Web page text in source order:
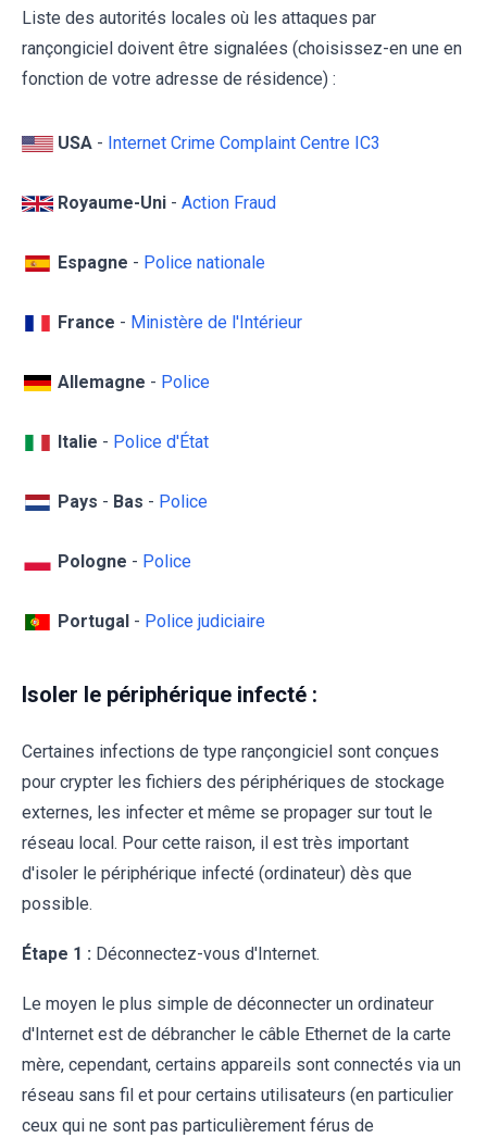
Liste des autorités locales où les attaques par
rançongiciel doivent être signalées (choisissez-en une en
fonction de votre adresse de résidence) :
USA - Internet Crime Complaint Centre IC3
Royaume-Uni - Action Fraud
Espagne - Police nationale
France - Ministère de l'Intérieur
Allemagne - Police
Italie - Police d'État
Pays - Bas - Police
Pologne - Police
Portugal - Police judiciaire
Isoler le périphérique infecté :
Certaines infections de type rançongiciel sont conçues
pour crypter les fichiers des périphériques de stockage
externes, les infecter et même se propager sur tout le
réseau local. Pour cette raison, il est très important
d'isoler le périphérique infecté (ordinateur) dès que
possible.
Étape 1 : Déconnectez-vous d'Internet.
Le moyen le plus simple de déconnecter un ordinateur
d'Internet est de débrancher le câble Ethernet de la carte
mère, cependant, certains appareils sont connectés via un
réseau sans fil et pour certains utilisateurs (en particulier
ceux qui ne sont pas particulièrement férus de